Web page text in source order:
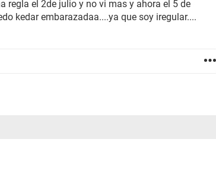
regla el 2de julio y no vi mas y ahora el 5 de
kedar embarazadaa....ya que soy iregular....